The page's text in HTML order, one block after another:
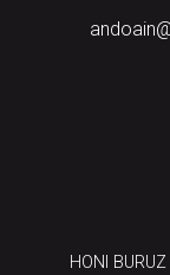
HONI BURUZ